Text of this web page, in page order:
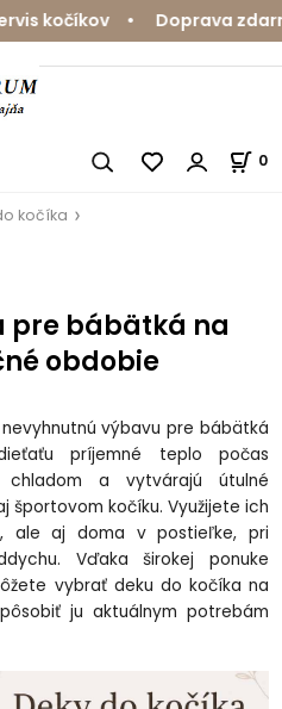
• Doprava
0
kočíka
pre bábätká na
obdobie
výbavu pre bábätká
príjemné teplo počas
chladom a vytvárajú útulné
športovom kočíku. Využijete ich
ale aj doma v postieľke, pri
Vďaka širokej ponuke
vybrať deku do kočíka na
ju aktuálnym potrebám